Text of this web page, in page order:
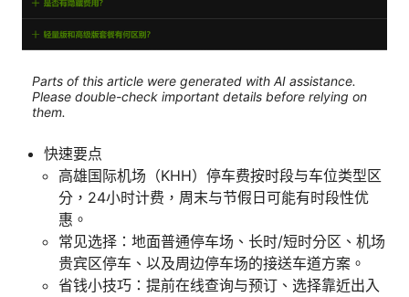
Parts of this article were generated with AI assistance.
Please double-check important details before relying on
them.
快速要点
高雄国际机场（KHH）停车费按时段与车位类型区
分，24小时计费，周末与节假日可能有时段性优
惠。
常见选择：地面普通停车场、长时/短时分区、机场
贵宾区停车、以及周边停车场的接送车道方案。
省钱小技巧：提前在线查询与预订、选择靠近出入